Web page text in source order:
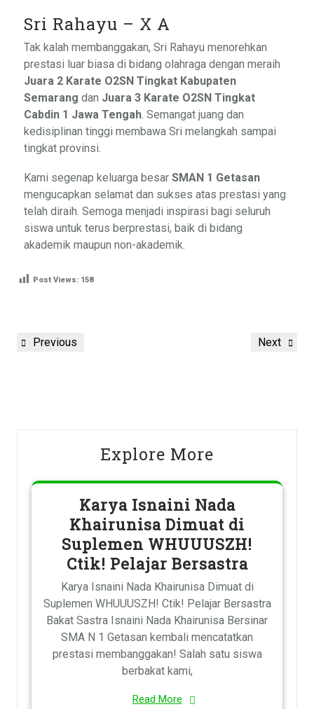
Sri Rahayu – X A
Tak kalah membanggakan, Sri Rahayu menorehkan
prestasi luar biasa di bidang olahraga dengan meraih
Juara 2 Karate O2SN Tingkat Kabupaten
Semarang dan Juara 3 Karate O2SN Tingkat
Cabdin 1 Jawa Tengah. Semangat juang dan
kedisiplinan tinggi membawa Sri melangkah sampai
tingkat provinsi.
Kami segenap keluarga besar SMAN 1 Getasan
mengucapkan selamat dan sukses atas prestasi yang
telah diraih. Semoga menjadi inspirasi bagi seluruh
siswa untuk terus berprestasi, baik di bidang
akademik maupun non-akademik.
Post Views: 158
Previous Next
Explore More
Karya Isnaini Nada
Khairunisa Dimuat di
Suplemen WHUUUSZH!
Ctik! Pelajar Bersastra
Karya Isnaini Nada Khairunisa Dimuat di
Suplemen WHUUUSZH! Ctik! Pelajar Bersastra
Bakat Sastra Isnaini Nada Khairunisa Bersinar
SMA N 1 Getasan kembali mencatatkan
prestasi membanggakan! Salah satu siswa
berbakat kami,
Read More